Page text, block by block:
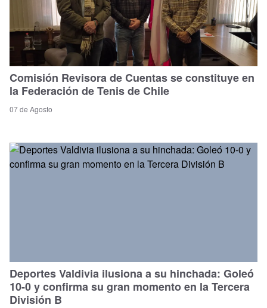
Comisión Revisora de Cuentas se constituye en
la Federación de Tenis de Chile
07 de Agosto
Deportes Valdivia ilusiona a su hinchada: Goleó
10-0 y confirma su gran momento en la Tercera
División B